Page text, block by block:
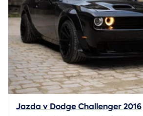
Jazda v Dodge Challenger 2016